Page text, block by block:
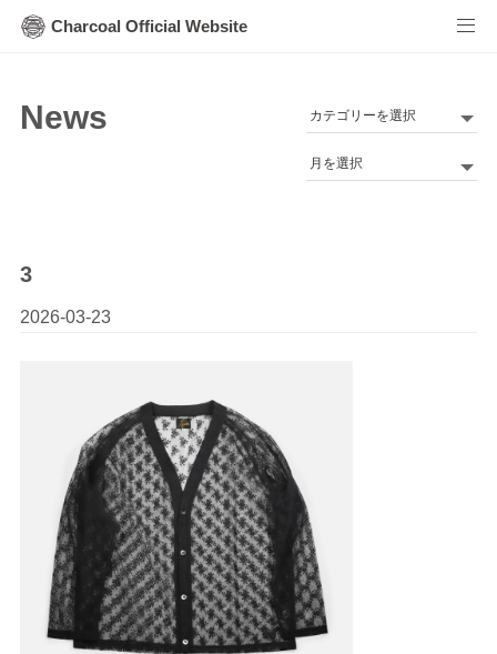
Charcoal Official Website
News
カ
ゴArchives
3
2026-03-23